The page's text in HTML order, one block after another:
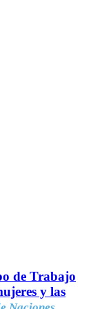
de Trabajo
y las